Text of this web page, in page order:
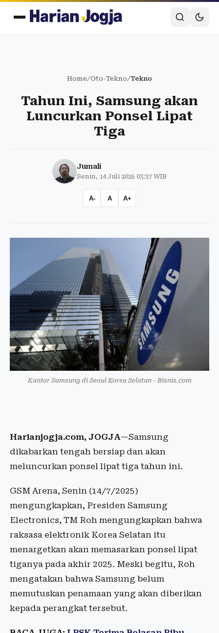
Home/Oto-Tekno/Tekno
Tahun Ini, Samsung akan
Luncurkan Ponsel Lipat
Tiga
Jumali
Senin, 14 Juli 2025 03:37 WIB
A- A A+
Kantor Samsung di Seoul Korea Selatan - Bisnis.com
Harianjogja.com, JOGJA—Samsung
dikabarkan tengah bersiap dan akan
meluncurkan ponsel lipat tiga tahun ini.
GSM Arena, Senin (14/7/2025)
mengungkapkan, Presiden Samsung
Electronics, TM Roh mengungkapkan bahwa
raksasa elektronik Korea Selatan itu
menargetkan akan memasarkan ponsel lipat
tiganya pada akhir 2025. Meski begitu, Roh
mengatakan bahwa Samsung belum
memutuskan penamaan yang akan diberikan
kepada perangkat tersebut.